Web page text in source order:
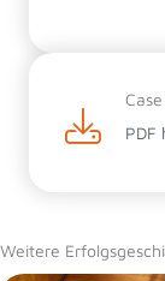
PDF
Weitere